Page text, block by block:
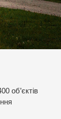
об’єктів